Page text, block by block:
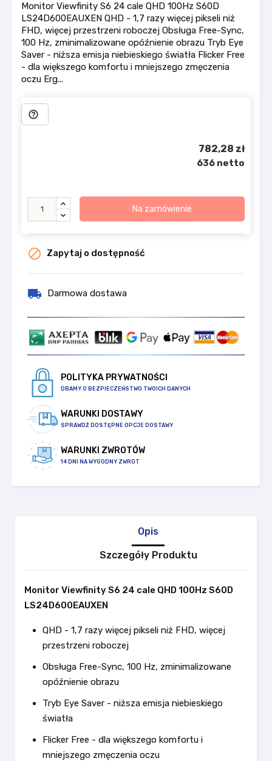
Monitor Viewfinity S6 24 cale QHD 100Hz S60D
LS24D600EAUXEN QHD - 1,7 razy więcej pikseli niż
FHD, więcej przestrzeni roboczej Obsługa Free-Sync,
100 Hz, zminimalizowane opóźnienie obrazu Tryb Eye
Saver - niższa emisja niebieskiego światła Flicker Free
- dla większego komfortu i mniejszego zmęczenia
oczu Erg...
help_outline
782,28 zł
636 netto
Na zamówienie
 Zapytaj o dostępność
local_shipping Darmowa dostawa
POLITYKA PRYWATNOŚCI
DBAMY O BEZPIECZEŃSTWO TWOICH DANYCH
WARUNKI DOSTAWY
SPRAWDŹ DOSTĘPNE OPCJE DOSTAWY
WARUNKI ZWROTÓW
14 DNI NA WYGODNY ZWROT
Opis
Szczegóły Produktu
Monitor Viewfinity S6 24 cale QHD 100Hz S60D
LS24D600EAUXEN
QHD - 1,7 razy więcej pikseli niż FHD, więcej
przestrzeni roboczej
Obsługa Free-Sync, 100 Hz, zminimalizowane
opóźnienie obrazu
Tryb Eye Saver - niższa emisja niebieskiego
światła
Flicker Free - dla większego komfortu i
mniejszego zmęczenia oczu